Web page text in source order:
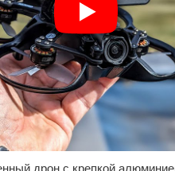
дрон с крепкой